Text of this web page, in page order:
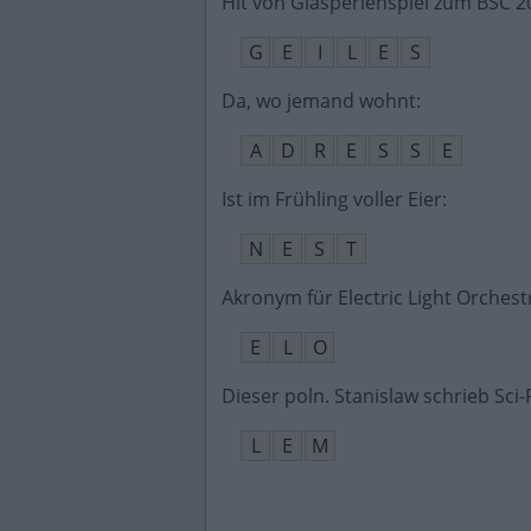
G
E I L E
S
Da, wo jemand wohnt:
A
D R E S S
E
Ist im Frühling voller Eier:
N
E S
T
Akronym für Electric Light
E
L
O
Dieser poln. Stanislaw schrieb Sci-
L
E M